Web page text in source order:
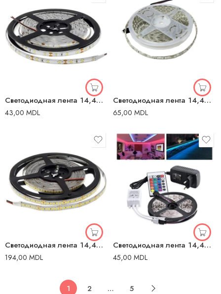
Светодиодная лента 14,4W 6500K 12В ИП20 60 лед/м ИП20
43,00 MDL
Светодиодная лента 14,4W 6500K РГБ 12В ИП65 60 лед/м ИП65
65,00 MDL
Светодиодная лента 14,4W РГБ 12В Элмос
194,00 MDL
Светодиодная лента 14,4W РГБ 12В ИП20 ИП20
45,00 MDL
1 2 … 5